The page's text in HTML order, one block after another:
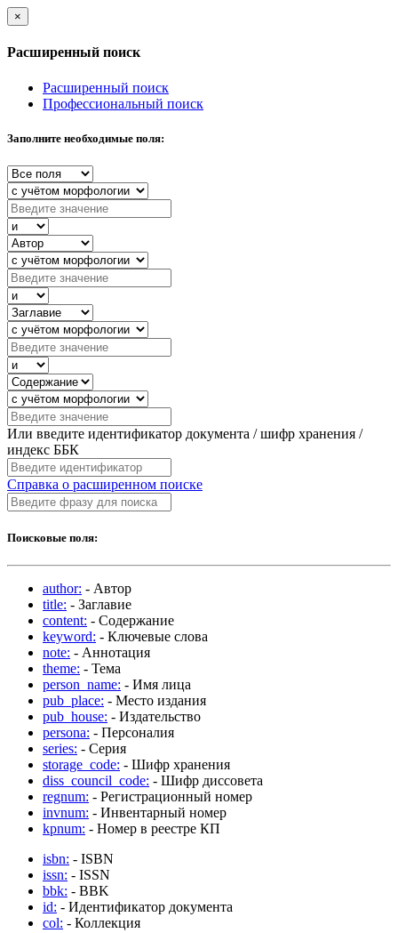
×
Расширенный поиск
Расширенный поиск
Профессиональный поиск
Заполните необходимые поля:
Или введите идентификатор документа / шифр хранения /
индекс ББК
Справка о расширенном поиске
Поисковые поля:
author: - Автор
title: - Заглавие
content: - Содержание
keyword: - Ключевые слова
note: - Аннотация
theme: - Тема
person_name: - Имя лица
pub_place: - Место издания
pub_house: - Издательство
persona: - Персоналия
series: - Серия
storage_code: - Шифр хранения
diss_council_code: - Шифр диссовета
regnum: - Регистрационный номер
invnum: - Инвентарный номер
kpnum: - Номер в реестре КП
isbn: - ISBN
issn: - ISSN
bbk: - BBK
id: - Идентификатор документа
col: - Коллекция